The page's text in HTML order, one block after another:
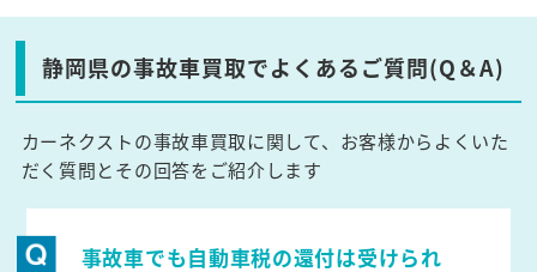
静岡県の事故車買取でよくあるご質問(Q＆A)
カーネクストの事故車買取に関して、お客様からよくいた
だく質問とその回答をご紹介します
事故車でも自動車税の還付は受けられ